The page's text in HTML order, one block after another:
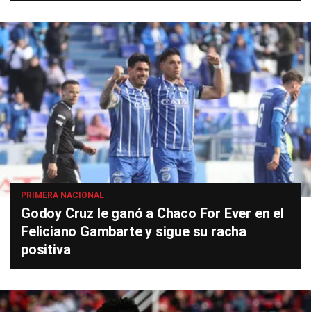
PRIMERA NACIONAL
Godoy Cruz le ganó a Chaco For Ever en el
Feliciano Gambarte y sigue su racha
positiva